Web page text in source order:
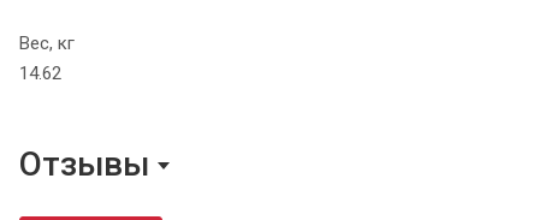
Вес, кг
14.62
Отзывы